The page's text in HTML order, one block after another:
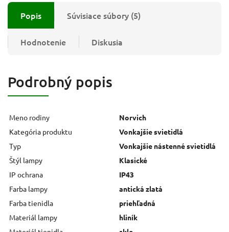
Popis Súvisiace súbory (5)
Hodnotenie Diskusia
Podrobný popis
Meno rodiny
Norvich
Kategória produktu
Vonkajšie svietidlá
Typ
Vonkajšie nástenné svietidlá
Štýl lampy
Klasické
IP ochrana
IP43
Farba lampy
antická zlatá
Farba tienidla
priehľadná
Materiál lampy
hliník